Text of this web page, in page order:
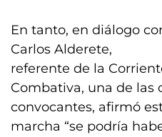
En tanto, en diálogo
Carlos Alderete,
referente de la
Combativa, una de las
convocantes, afirmó
marcha “se podría